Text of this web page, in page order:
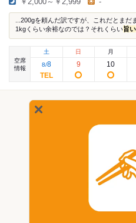
...200gを頼んだ訳ですが、これだとま
1kgくらい余裕なのでは？それくらい旨い
空席
情報
土
8/8
日
9
月
10